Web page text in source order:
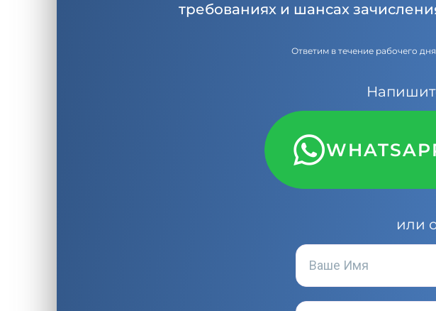
требованиях и шансах
Ответим в течение рабочего
или